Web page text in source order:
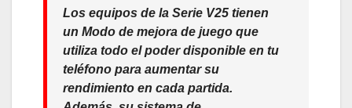
Los equipos de la Serie V25 tienen
un Modo de mejora de juego que
utiliza todo el poder disponible en tu
teléfono para aumentar su
rendimiento en cada partida.